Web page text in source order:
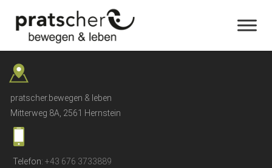
pratscher.bewegen & leben
Mitterweg 8A, 2561 Hernstein
Telefon: +43 676 3733889